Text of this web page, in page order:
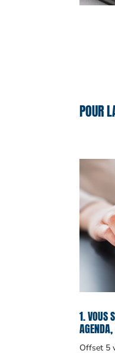
POUR
1. VOUS
Offset 5